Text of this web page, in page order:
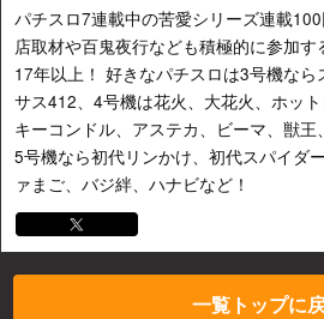
パチスロ7連載中の苦愛シリーズ連載
店取材や百鬼夜行なども積極的に参加
17年以上！ 好きなパチスロは3号機な
サス412、4号機は花火、大花火、ホッ
キーコンドル、アステカ、ビーマ、獣王
5号機なら初代リンかけ、初代スパイダ
ァまご、バジ絆、ハナビなど！
一覧トップに